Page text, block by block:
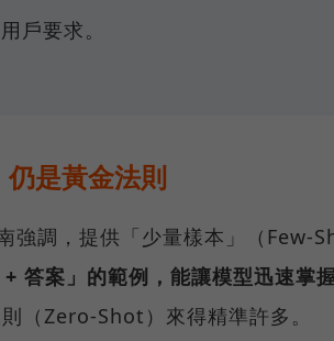
戶要求。
是黃金法則
強調，提供「少量樣本」（Few-
答案」的範例，能讓模型迅速掌
（Zero-Shot）來得精準許多。